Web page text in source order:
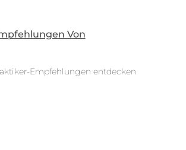
Von
Empfehlungen entdecken